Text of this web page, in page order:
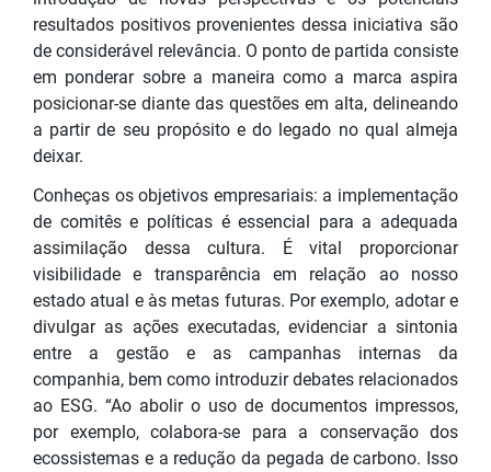
resultados positivos provenientes dessa iniciativa são
de considerável relevância. O ponto de partida consiste
em ponderar sobre a maneira como a marca aspira
posicionar-se diante das questões em alta, delineando
a partir de seu propósito e do legado no qual almeja
deixar.
Conheças os objetivos empresariais: a implementação
de comitês e políticas é essencial para a adequada
assimilação dessa cultura. É vital proporcionar
visibilidade e transparência em relação ao nosso
estado atual e às metas futuras. Por exemplo, adotar e
divulgar as ações executadas, evidenciar a sintonia
entre a gestão e as campanhas internas da
companhia, bem como introduzir debates relacionados
ao ESG. “Ao abolir o uso de documentos impressos,
por exemplo, colabora-se para a conservação dos
ecossistemas e a redução da pegada de carbono. Isso